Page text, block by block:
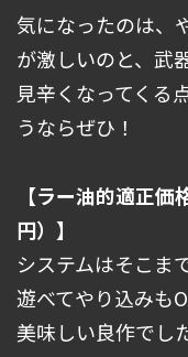
気になったのは、
が激しいのと、武
見辛くなってくる
うならぜひ！
【ラー油的適正
円）】
システムはそこま
遊べてやり込みも
美味しい良作でし